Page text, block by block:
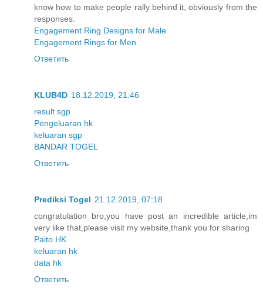
know how to make people rally behind it, obviously from the
responses.
Engagement Ring Designs for Male
Engagement Rings for Men
Ответить
KLUB4D 18.12.2019, 21:46
result sgp
Pengeluaran hk
keluaran sgp
BANDAR TOGEL
Ответить
Prediksi Togel 21.12.2019, 07:18
congratulation bro,you have post an incredible article,im
very like that,please visit my website,thank you for sharing
Paito HK
keluaran hk
data hk
Ответить